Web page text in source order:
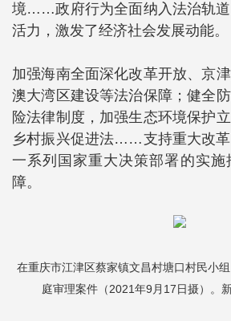
境……政府行为全面纳入法治轨
活力，激发了经济社会发展动能。
加强海南全面深化改革开放、京
澳大湾区建设等法治保障；健全
险法律制度，加强生态环境保护
乡村振兴促进法……支持重大改革
一系列国家重大决策部署的实施
障。
在重庆市江津区蔡家镇文昌村塘口村民小
庭审理案件（2021年9月17日摄）。